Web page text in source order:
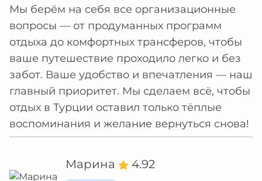
Мы берём на себя все организационные
вопросы — от продуманных программ
отдыха до комфортных трансферов, чтобы
ваше путешествие проходило легко и без
забот. Ваше удобство и впечатления — наш
главный приоритет. Мы сделаем всё, чтобы
отдых в Турции оставил только тёплые
воспоминания и желание вернуться снова!
Марина 4.92